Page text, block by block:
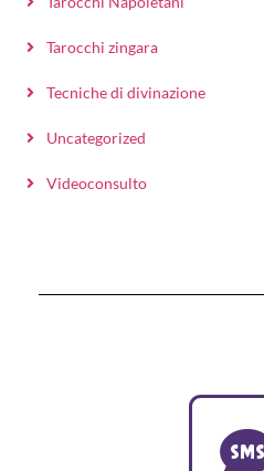
Tarocchi zingara
Tecniche di divinazione
Uncategorized
Videoconsulto